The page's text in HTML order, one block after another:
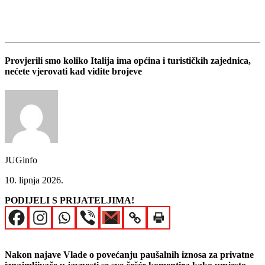
Provjerili smo koliko Italija ima općina i turističkih zajednica,
nećete vjerovati kad vidite brojeve
JUGinfo
10. lipnja 2026.
PODIJELI S PRIJATELJIMA!
Nakon najave Vlade o povećanju paušalnih iznosa za privatne